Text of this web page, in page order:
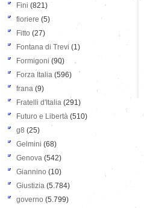
Fini (821)
fioriere (5)
Fitto (27)
Fontana di Trevi (1)
Formigoni (90)
Forza Italia (596)
frana (9)
Fratelli d'Italia (291)
Futuro e Libertà (510)
g8 (25)
Gelmini (68)
Genova (542)
Giannino (10)
Giustizia (5.784)
governo (5.799)